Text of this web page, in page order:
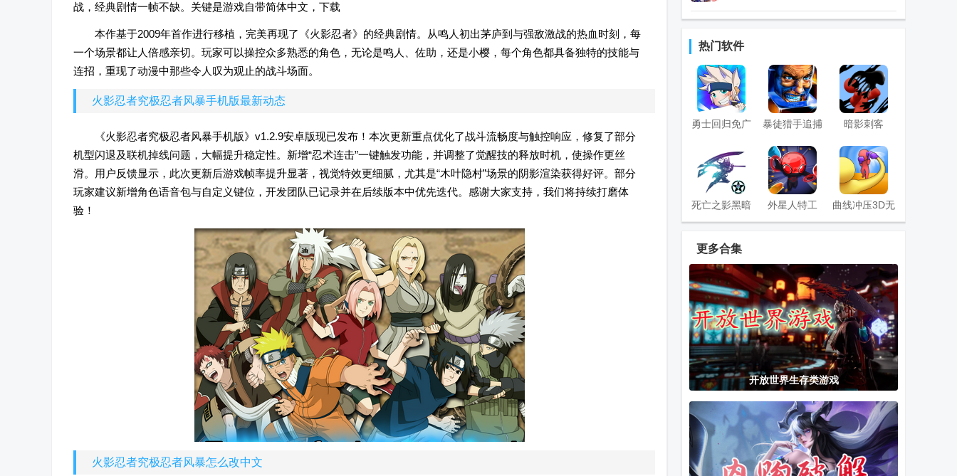
战，经典剧情一帧不缺。关键是游戏自带简体中文，下载
本作基于2009年首作进行移植，完美再现了《火影忍者》的经典剧情。从鸣人初出茅庐到与强敌激战的热血时刻，每
一个场景都让人倍感亲切。玩家可以操控众多熟悉的角色，无论是鸣人、佐助，还是小樱，每个角色都具备独特的技能与
连招，重现了动漫中那些令人叹为观止的战斗场面。
火影忍者究极忍者风暴手机版最新动态
《火影忍者究极忍者风暴手机版》v1.2.9安卓版现已发布！本次更新重点优化了战斗流畅度与触控响应，修复了部分
机型闪退及联机掉线问题，大幅提升稳定性。新增“忍术连击”一键触发功能，并调整了觉醒技的释放时机，使操作更丝
滑。用户反馈显示，此次更新后游戏帧率提升显著，视觉特效更细腻，尤其是“木叶隐村”场景的阴影渲染获得好评。部分
玩家建议新增角色语音包与自定义键位，开发团队已记录并在后续版本中优先迭代。感谢大家支持，我们将持续打磨体
验！
火影忍者究极忍者风暴怎么改中文
热门软件
勇士回归免广
暴徒猎手追捕
内置菜单版
暗影刺客
3d(Super
Cloner 3D)
死亡之影黑暗
骑士火柴人战
斗内购版
外星人特工
曲线冲压3D无
限金币
暴揍小精灵免
费版
龙兽争霸2合
体战争
水果部落无限
体力
龙之力量1汉
化版
植物大战僵尸
无尽高清版内
置修改
火星搁浅生存
免费版
简单修仙游戏
合金弹头X最
新版内置金手
BARDA背袋登
高Steam移植
更多合集
开放世界生存类游戏